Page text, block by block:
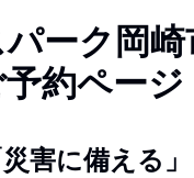
ーク岡
約ページ
災害に備える